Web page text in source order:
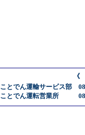
ことでん運輸サービス部
ことでん運転営業所